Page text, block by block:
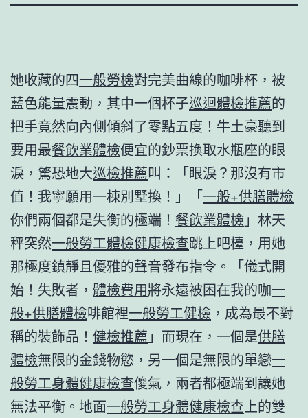
她收藏的四一般勞檢對完美曲線的咖啡杯，被
藍色能量震動，其中一個杯子巡迴體檢推薦的
把手竟然向內側傾斜了零點五度！牛土豪聽到
要用最餐飲業體檢便宜的鈔票換取水瓶座的眼
淚，驚恐地大巡檢推薦叫：「眼淚？那沒有市
值！我寧願用一棟別墅換！」「一般+供膳體檢
你們兩個都是失衡的極端！ 餐飲業體檢 」林天
秤突然一般勞工體檢健康檢查跳上吧檯，用她
那極度鎮靜且優雅的聲音發布指令。「儀式開
始！失敗者， 體檢費用將永遠被困在我的咖一
般+供膳體檢啡館裡一般勞工健檢 ，成為最不對
稱的裝飾品！ 健檢推薦 」而現在，一個是供膳
體檢無限的金錢物慾，另一個是無限的單戀一
般勞工身體健康檢查傻氣，兩者都極端到讓她
無法平衡。地面一般勞工身體健康檢查 上的雙